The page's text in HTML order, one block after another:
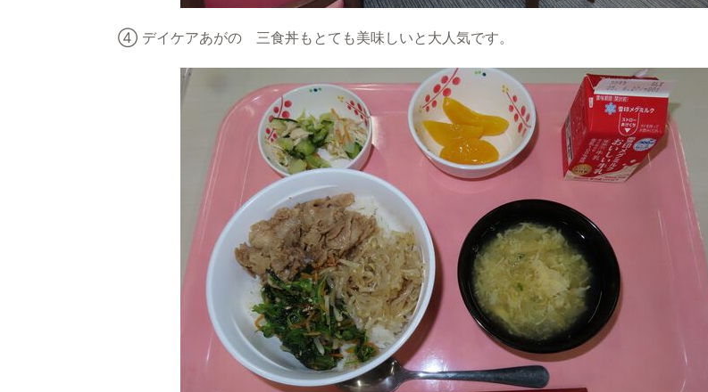
④ デイケアあがの 三食丼もとても美味しいと大人気です。